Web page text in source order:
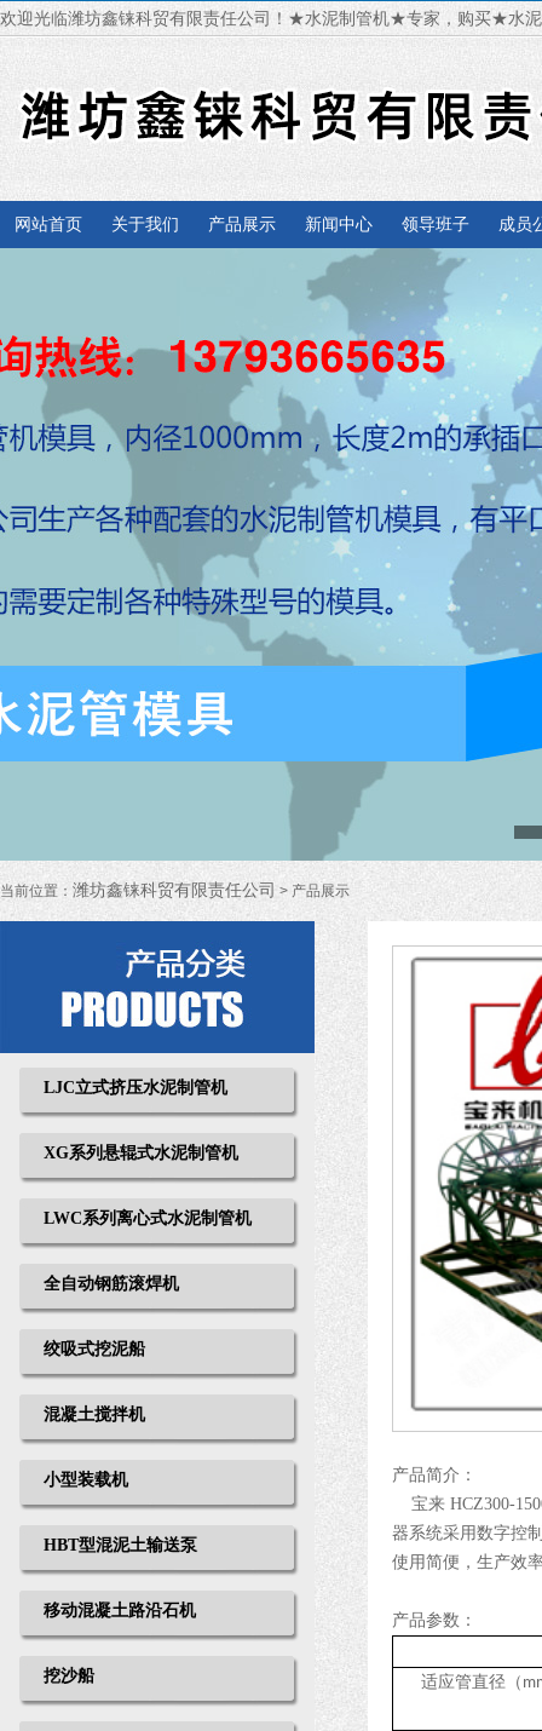
欢迎光临潍坊鑫铼科贸有限责任公司！★水泥制管机★专家，购买★
网站首页 关于我们 产品展示 新闻中心 领导班子 成员
当前位置： 潍坊鑫铼科贸有限责任公司 > 产品展示
LJC立式挤压水泥制管机
XG系列悬辊式水泥制管机
LWC系列离心式水泥制管机
全自动钢筋滚焊机
绞吸式挖泥船
混凝土搅拌机
小型装载机
HBT型混泥土输送泵
移动混凝土路沿石机
挖沙船
产品简介：
宝来 HCZ300-
器系统采用数字控
使用简便，生产效
产品参数：
适应管直径（